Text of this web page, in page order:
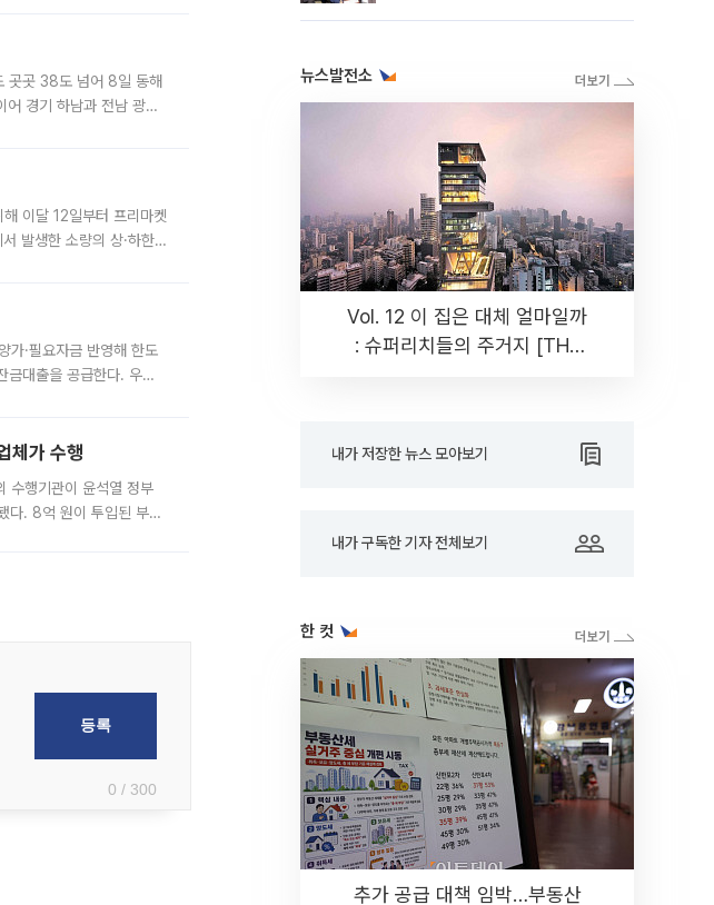
곳곳 38도 넘어 8일 동해
경기 하남과 전남 광양
이달 12일부터 프리마켓
발생한 소량의 상·하한
가·필요자금 반영해 한도
금대출을 공급한다. 우리
체가 수행
수행기관이 윤석열 정부
다. 8억 원이 투입된 부산
0 / 300
뉴스발전소
Vol. 12 이 집은 대체 얼마일까
: 슈퍼리치들의 주거지 [THE
내가 저장한 뉴스 모아보기
내가 구독한 기자 전체보기
한 컷
추가 공급 대책 임박…부동산